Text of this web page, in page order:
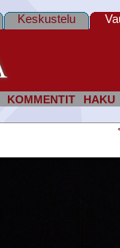
KOMMENTIT HAKU
Keskustelu